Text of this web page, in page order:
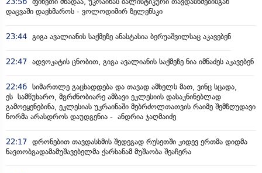
დაცვაში დაეხმაროს - ვოლოდიმირ ზელენსკი
23:44 გიგა ავალიანის საქმეზე ანასტასია ბერუაშვილსაც აკავებენ
22:47 ადვოკატის ცნობით, გიგა ავალიანის საქმეზე ნია იმნაძეს აკავებენ
22:46 სიმართლე გაცხადდება და თავად ამხელს მათ, ვინც სცადა,
ეს სამწუხარო, მგრძნობიარე ამბავი ეკლესიის დასაკნინებლად
გამოეყენებინა, ეკლესიას უკრაინაში მებრძოლთათვის რაიმე შემზღუდავი
ნორმა არასდროს დაუდგენია - ანდრია ჯაღმაიძე
22:17 დრონებით თავდასხმის შედეგად რუსეთში კიდევ ერთმა დიდმა
ნავთობგადამამუშავებელმა ქარხანამ მუშაობა შეაჩერა